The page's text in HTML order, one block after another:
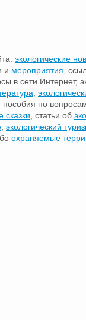
экологические
и мероприятия,
в сети Интернет,
,
пособия по
сказки, статьи об
, экологический
охраняемые